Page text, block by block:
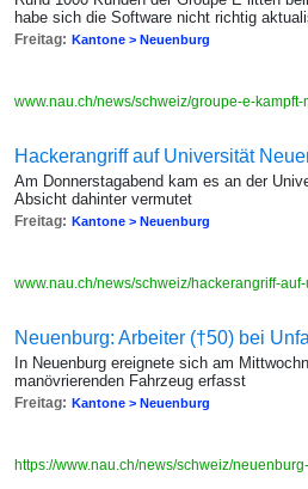
habe sich die Software nicht richtig
Freitag: Kantone > Neuenburg
www.nau.ch/news/schweiz/groupe-e-
Hackerangriff auf Universität
Am Donnerstagabend kam es an der
Absicht dahinter vermutet
Freitag: Kantone > Neuenburg
www.nau.ch/news/schweiz/hackerangriff-
Neuenburg: Arbeiter (†50) bei
In Neuenburg ereignete sich am
manövrierenden Fahrzeug erfasst
Freitag: Kantone > Neuenburg
https://www.nau.ch/news/schweiz/